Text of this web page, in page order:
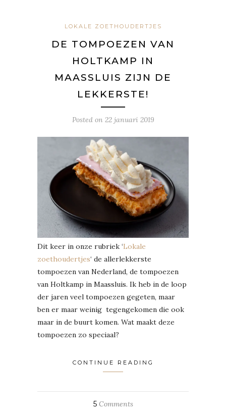
LOKALE ZOETHOUDERTJES
DE TOMPOEZEN VAN
HOLTKAMP IN
MAASSLUIS ZIJN DE
LEKKERSTE!
Posted on 22 januari 2019
Dit keer in onze rubriek ‘Lokale
zoethoudertjes‘ de allerlekkerste
tompoezen van Nederland, de tompoezen
van Holtkamp in Maassluis. Ik heb in de loop
der jaren veel tompoezen gegeten, maar
ben er maar weinig tegengekomen die ook
maar in de buurt komen. Wat maakt deze
tompoezen zo speciaal?
CONTINUE READING
5Comments